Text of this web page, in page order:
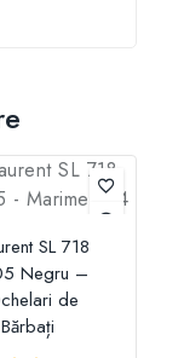
SL 718
Negru –
de